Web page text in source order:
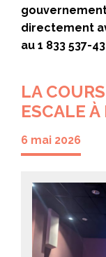
directement
au 1 833 537-
LA
ESCALE
6 mai 2026